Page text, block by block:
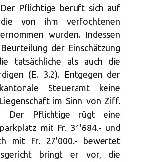
Pflichtige beruft sich auf
von ihm verfochtenen
wurden. Indessen
der Einschätzung
tatsächliche als auch die
(E. 3.2). Entgegen der
Steueramt keine
im Sinn von Ziff.
Der Pflichtige rügt eine
mit Fr. 31'684.- und
mit Fr. 27'000.- bewertet
bringt er vor, die